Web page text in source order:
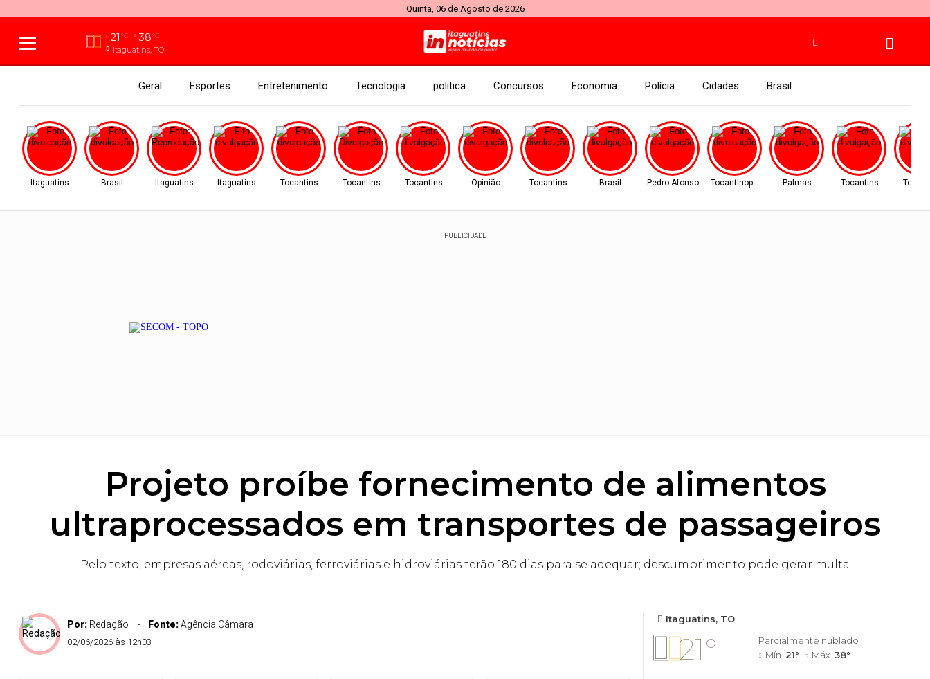
Quinta, 06 de Agosto de 2026
21 °C 38°C
Itaguatins, TO
Geral Esportes Entretenimento Tecnologia politica Concursos Economia Polícia Cidades Brasil
Itaguatins Brasil Itaguatins Itaguatins Tocantins Tocantins Tocantins Opinião Tocantins Brasil Pedro Afonso Tocantinopolis Palmas Tocantins
PUBLICIDADE
Projeto proíbe fornecimento de alimentos
ultraprocessados em transportes de passageiros
Pelo texto, empresas aéreas, rodoviárias, ferroviárias e hidroviárias terão 180 dias para se adequar; descumprimento pode gerar multa
Por: Redação Fonte:Agência Câmara
02/06/2026 às 12h03
Itaguatins, TO
21°
Parcialmente nublado
Mín. 21° Máx. 38°